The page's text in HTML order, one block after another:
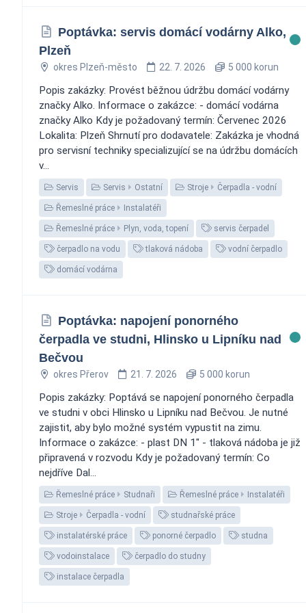
Poptávka: servis domácí vodárny Alko,
Plzeň
okres Plzeň-město 22. 7. 2026 5 000 korun
Popis zakázky: Provést běžnou údržbu domácí vodárny
značky Alko. Informace o zakázce: - domácí vodárna
značky Alko Kdy je požadovaný termín: Červenec 2026
Lokalita: Plzeň Shrnutí pro dodavatele: Zakázka je vhodná
pro servisní techniky specializující se na údržbu domácích
v...
Servis Servis Ostatní Stroje Čerpadla - vodní
Řemeslné práce Instalatéři
Řemeslné práce Plyn, voda, topení servis čerpadel
čerpadlo na vodu tlaková nádoba vodní čerpadlo
domácí vodárna
Poptávka: napojení ponorného
čerpadla ve studni, Hlinsko u Lipníku nad
Bečvou
okres Přerov 21. 7. 2026 5 000 korun
Popis zakázky: Poptává se napojení ponorného čerpadla
ve studni v obci Hlinsko u Lipníku nad Bečvou. Je nutné
zajistit, aby bylo možné systém vypustit na zimu.
Informace o zakázce: - plast DN 1" - tlaková nádoba je již
připravená v rozvodu Kdy je požadovaný termín: Co
nejdříve Dal...
Řemeslné práce Studnaři Řemeslné práce Instalatéři
Stroje Čerpadla - vodní studnařské práce
instalatérské práce ponorné čerpadlo studna
vodoinstalace čerpadlo do studny
instalace čerpadla